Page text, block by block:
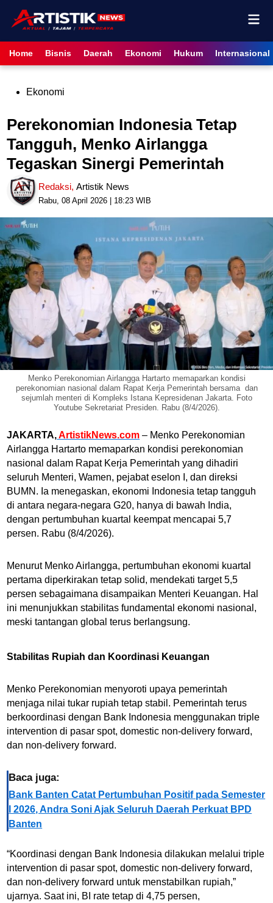
content
Home Bisnis Daerah Ekonomi Hukum Internasional
PostedEkonomi
Perekonomian Indonesia Tetap
Tangguh, Menko Airlangga
Tegaskan Sinergi Pemerintah
Redaksi,Artistik News
Rabu, 08 April 2026 | 18:23 WIB
Menko Perekonomian Airlangga Hartarto memaparkan kondisi
perekonomian nasional dalam Rapat Kerja Pemerintah bersama dan
sejumlah menteri di Kompleks Istana Kepresidenan Jakarta. Foto
Youtube Sekretariat Presiden. Rabu (8/4/2026).
JAKARTA,ArtistikNews.com – Menko Perekonomian
Airlangga Hartarto memaparkan kondisi perekonomian
nasional dalam Rapat Kerja Pemerintah yang dihadiri
seluruh Menteri, Wamen, pejabat eselon I, dan direksi
BUMN. Ia menegaskan, ekonomi Indonesia tetap tangguh
di antara negara-negara G20, hanya di bawah India,
dengan pertumbuhan kuartal keempat mencapai 5,7
persen. Rabu (8/4/2026).
Menurut Menko Airlangga, pertumbuhan ekonomi kuartal
pertama diperkirakan tetap solid, mendekati target 5,5
persen sebagaimana disampaikan Menteri Keuangan. Hal
ini menunjukkan stabilitas fundamental ekonomi nasional,
meski tantangan global terus berlangsung.
Stabilitas Rupiah dan Koordinasi Keuangan
Menko Perekonomian menyoroti upaya pemerintah
menjaga nilai tukar rupiah tetap stabil. Pemerintah terus
berkoordinasi dengan Bank Indonesia menggunakan triple
intervention di pasar spot, domestic non-delivery forward,
dan non-delivery forward.
Baca juga:
Bank Banten Catat Pertumbuhan Positif pada Semester
I 2026, Andra Soni Ajak Seluruh Daerah Perkuat BPD
Banten
“Koordinasi dengan Bank Indonesia dilakukan melalui triple
intervention di pasar spot, domestic non-delivery forward,
dan non-delivery forward untuk menstabilkan rupiah,”
ujarnya. Saat ini, BI rate tetap di 4,75 persen,